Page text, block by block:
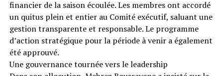
financier de la saison écoulée. Les membres ont accordé
un quitus plein et entier au Comité exécutif, saluant une
gestion transparente et responsable. Le programme
d’action stratégique pour la période à venir a également
été approuvé.
Une gouvernance tournée vers le leadership